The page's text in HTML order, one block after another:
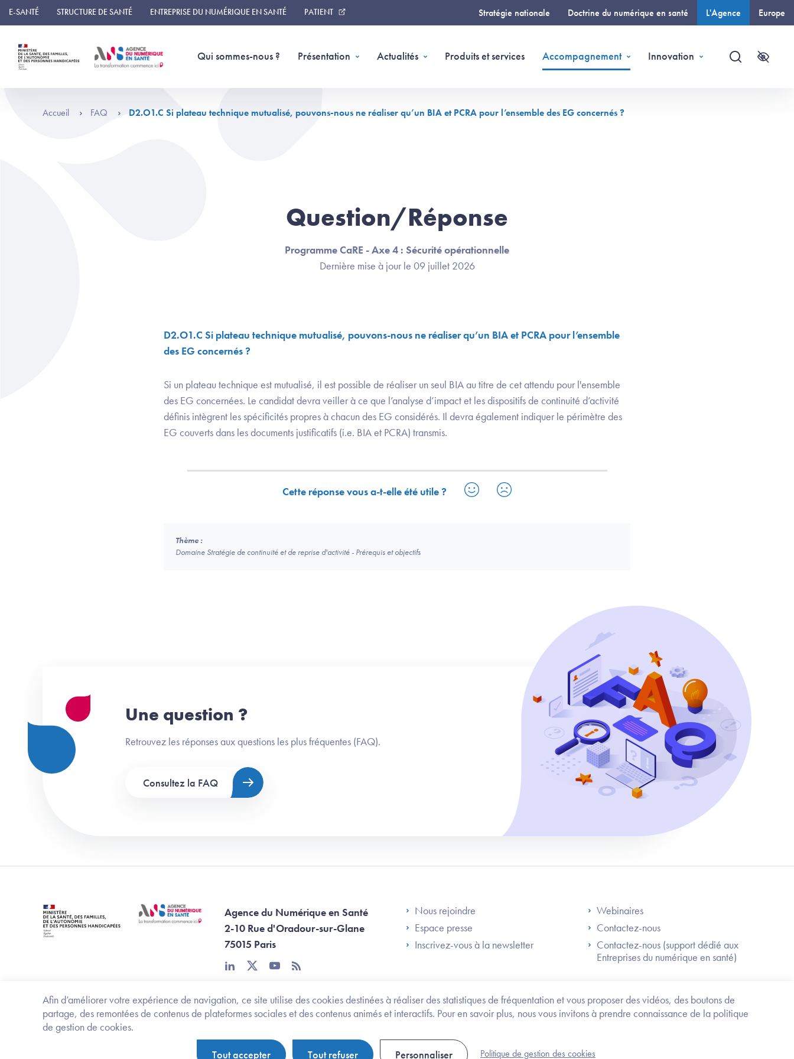
Panneau de gestion des cookies
Afin d’améliorer votre expérience de navigation, ce site utilise des cookies destinées à réaliser des statistiques de fréquentation et vous proposer des vidéos, des boutons de
partage, des remontées de contenus de plateformes sociales et des contenus animés et interactifs. Pour en savoir plus, nous vous invitons à prendre connaissance de la politique
de gestion de cookies.
Tout accepter Tout refuser Personnaliser Politique de gestion des cookies
E-SANTÉ STRUCTURE DE SANTÉ ENTREPRISE DU NUMÉRIQUE EN SANTÉ PATIENT Stratégie nationale Doctrine du numérique en santé L'Agence Europe
Qui sommes-nous ? Présentation Actualités Produits et services Accompagnement Innovation
Recherche
Trouvez
Accueil FAQ D2.O1.C Si plateau technique mutualisé, pouvons-nous ne réaliser qu’un BIA et PCRA pour l’ensemble des EG concernés ?
Question/Réponse
Programme CaRE - Axe 4 : Sécurité opérationnelle
Dernière mise à jour le 09 juillet 2026
D2.O1.C Si plateau technique mutualisé, pouvons-nous ne réaliser qu’un BIA et PCRA pour l’ensemble
des EG concernés ?
Si un plateau technique est mutualisé, il est possible de réaliser un seul BIA au titre de cet attendu pour l'ensemble
des EG concernées. Le candidat devra veiller à ce que l’analyse d’impact et les dispositifs de continuité d’activité
définis intègrent les spécificités propres à chacun des EG considérés. Il devra également indiquer le périmètre des
EG couverts dans les documents justificatifs (i.e. BIA et PCRA) transmis.
Cette réponse vous a-t-elle été utile ?
Thème :
Domaine Stratégie de continuité et de reprise d'activité - Prérequis et objectifs
Une question ?
Retrouvez les réponses aux questions les plus fréquentes (FAQ).
Consultez la FAQ
Agence du Numérique en Santé
2-10 Rue d'Oradour-sur-Glane
75015 Paris
linkedintwitteryoutube
rss
Footer Left ANS
Nous rejoindre
Espace presse
Inscrivez-vous à la newsletter
Footer Right ANS
Webinaires
Contactez-nous
Contactez-nous (support dédié aux
Entreprises du numérique en santé)
Footer Bottom ANS
Ministère de la santé, des familles, de l'autonomie et des personnes handicapées Legifrance.gouv.fr